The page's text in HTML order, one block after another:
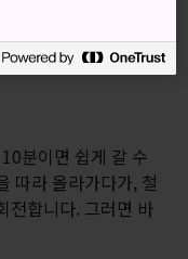
분이면 쉽게 갈 수
따라 올라가다가, 철
전합니다. 그러면 바